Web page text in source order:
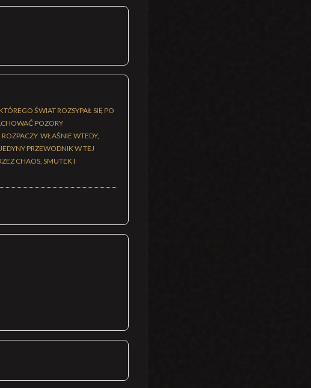
ŚWIAT ROZSYPAŁ SIĘ PO
POZORY
WŁAŚNIE WTEDY,
PRZEWODNIK W TEJ
CHAOS, SMUTEK I